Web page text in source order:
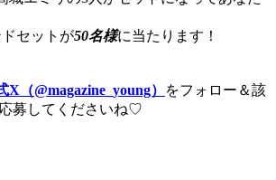
セットが50名様に当たります！
（@magazine_young）
をフォロー＆該
募してくださいね♡